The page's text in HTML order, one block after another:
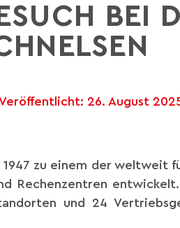
BEI
26. August
zu einem der weltweit
Rechenzentren
und 24